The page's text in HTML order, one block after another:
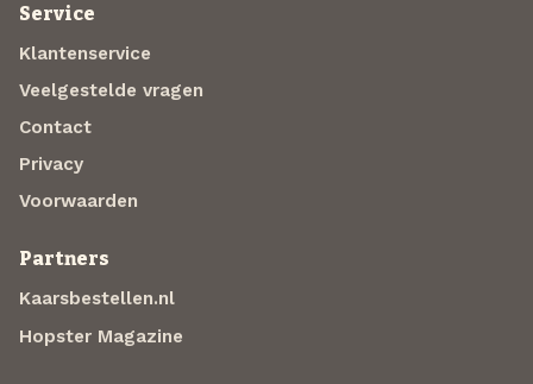
Service
Klantenservice
Veelgestelde vragen
Contact
Privacy
Voorwaarden
Partners
Kaarsbestellen.nl
Hopster Magazine